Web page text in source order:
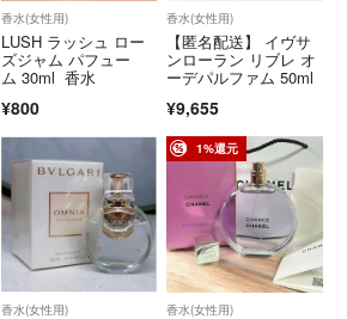
香水(女性用)
LUSH ラッシュ ロー
ズジャム パフュー
ム 30ml 香水
¥800
香水(女性用)
【匿名配送】 イヴサ
ンローラン リブレ オ
ーデパルファム 50ml
¥9,655
香水(女性用)
1%還元
香水(女性用)